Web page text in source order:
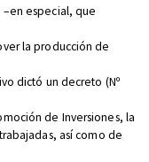
especial, que
la producción de
dictó un decreto (Nº
de Inversiones, la
así como de